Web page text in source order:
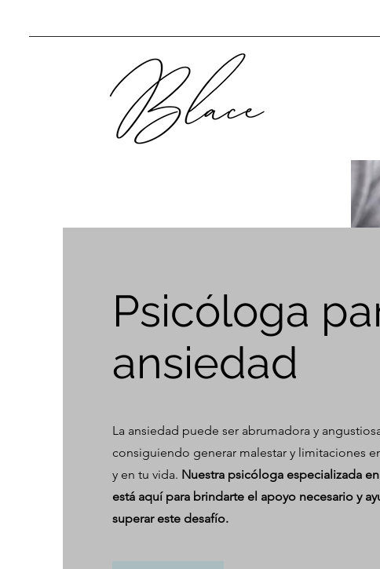
Psicóloga
ansiedad
La ansiedad puede ser abrumadora y
consiguiendo generar malestar y limitaciones
y en tu vida. Nuestra psicóloga especializada
está aquí para brindarte el apoyo necesario y
superar este desafío.